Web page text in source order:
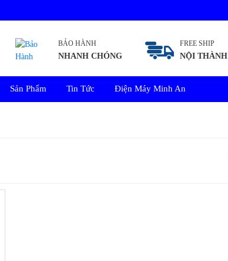
BẢO HÀNH
NHANH CHÓNG
FREE SHIP
NỘI THÀNH
Sản Phẩm Tin Tức Điện Máy Minh An